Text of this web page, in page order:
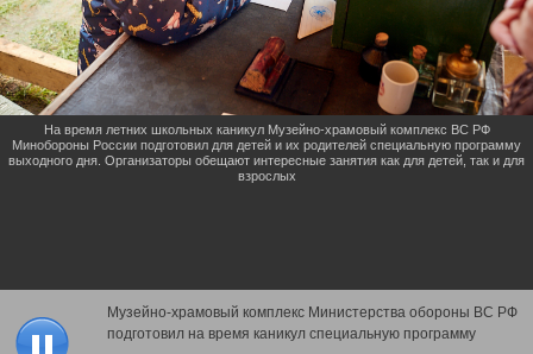
Музейно-храмовый комплекс Министерства обороны ВС РФ
подготовил на время каникул специальную программу
На время летних школьных каникул Музейно-храмовый комплекс ВС РФ
Минобороны России подготовил для детей и их родителей специальную программу
выходного дня. Организаторы обещают интересные занятия как для детей, так и для
взрослых